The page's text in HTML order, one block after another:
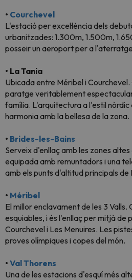
• Courchevel
L'estació per excel·lència dels
urbanitzades: 1.300m, 1.500m,
posseir un aeroport per a
• La Tania
Ubicada entre Méribel i Courchevel.
paratge veritablement
família. L'arquitectura a l'estil nòrdic
harmonia amb la bellesa de la zona.
• Brides-les-Bains
Serveix d'enllaç amb les zones
equipada amb remuntadors i una
amb els punts d'altitud principals de
• Méribel
El millor enclavament de les 3 Valls.
esquiables, i és l'enllaç per mitjà de
Courchevel i Les Menuires. Les
proves olímpiques i copes del món.
• Val Thorens
Una de les estacions d'esquí més